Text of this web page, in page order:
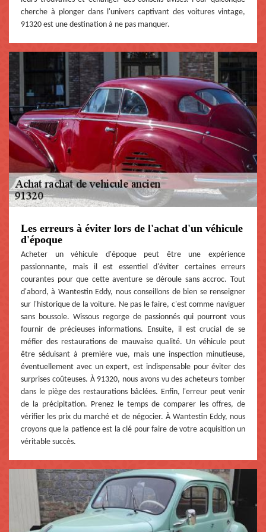
cherche à plonger dans l'univers captivant des voitures vintage,
91320 est une destination à ne pas manquer.
Les erreurs à éviter lors de l'achat d'un véhicule
d'époque
Acheter un véhicule d'époque peut être une expérience
passionnante, mais il est essentiel d'éviter certaines erreurs
courantes pour que cette aventure se déroule sans accroc. Tout
d'abord, à Wantestin Eddy, nous conseillons de bien se renseigner
sur l'historique de la voiture. Ne pas le faire, c'est comme naviguer
sans boussole. Wissous regorge de passionnés qui pourront vous
fournir de précieuses informations. Ensuite, il est crucial de se
méfier des restaurations de mauvaise qualité. Un véhicule peut
être séduisant à première vue, mais une inspection minutieuse,
éventuellement avec un expert, est indispensable pour éviter des
surprises coûteuses. À 91320, nous avons vu des acheteurs tomber
dans le piège des restaurations bâclées. Enfin, l'erreur peut venir
de la précipitation. Prenez le temps de comparer les offres, de
vérifier les prix du marché et de négocier. À Wantestin Eddy, nous
croyons que la patience est la clé pour faire de votre acquisition un
véritable succès.